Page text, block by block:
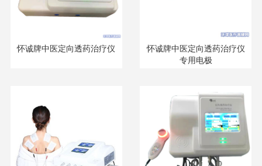
怀诚牌中医定向透药治疗仪
怀诚牌中医定向透药治疗仪
专用电极